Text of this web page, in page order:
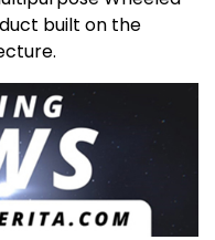
built on the